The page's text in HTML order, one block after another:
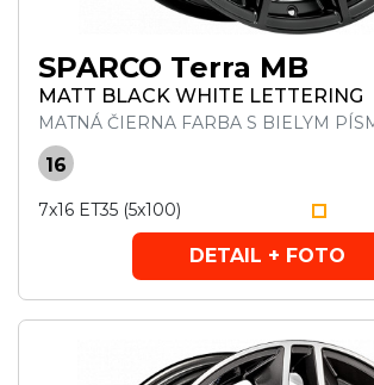
SPARCO Terra MB
MATT BLACK WHITE LETTERING
MATNÁ ČIERNA FARBA S BIELYM
16
7x16 ET35 (5x100)
DETAIL + FOTO